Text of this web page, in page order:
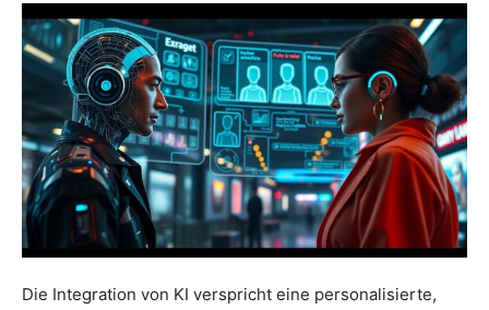
Die Integration von KI verspricht eine personalisierte,